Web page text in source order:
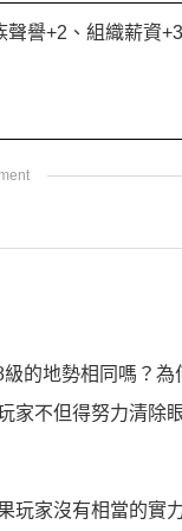
譽+2、組織薪資
的地勢相同嗎？
家不但得努力清除
玩家沒有相當的實